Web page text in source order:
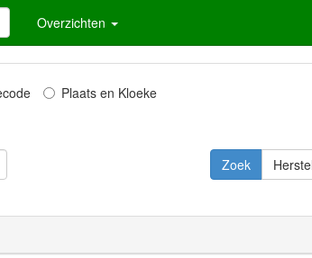
Overzichten
Plaats en Kloeke